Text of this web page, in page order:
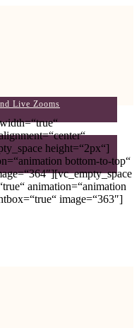
Live Zooms
height=“2px“]
bottom-to-top“
animation=“animation
image=“363″]